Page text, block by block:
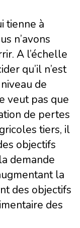
tienne à
n’avons
A l’échelle
qu’il n’est
de
veut pas que
de pertes
tiers, il
objectifs
demande
la
des objectifs
des